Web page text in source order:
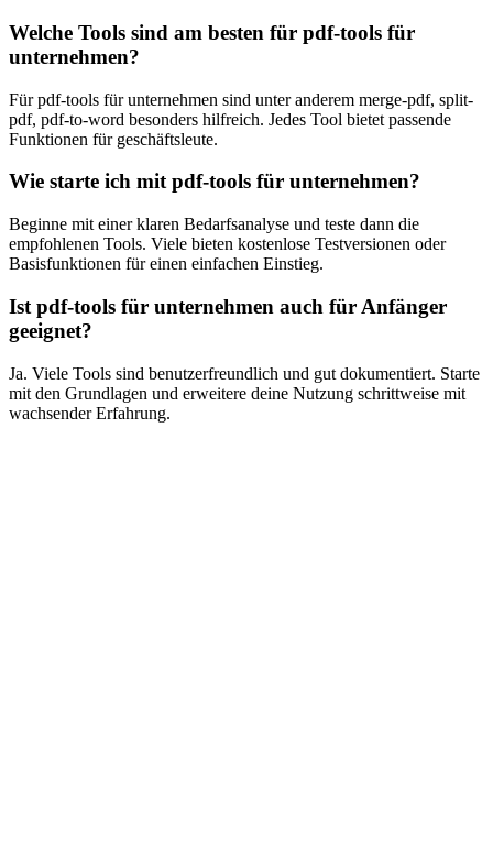
Welche Tools sind am besten für pdf-tools für
unternehmen?
Für pdf-tools für unternehmen sind unter anderem merge-pdf, split-
pdf, pdf-to-word besonders hilfreich. Jedes Tool bietet passende
Funktionen für geschäftsleute.
Wie starte ich mit pdf-tools für unternehmen?
Beginne mit einer klaren Bedarfsanalyse und teste dann die
empfohlenen Tools. Viele bieten kostenlose Testversionen oder
Basisfunktionen für einen einfachen Einstieg.
Ist pdf-tools für unternehmen auch für Anfänger
geeignet?
Ja. Viele Tools sind benutzerfreundlich und gut dokumentiert. Starte
mit den Grundlagen und erweitere deine Nutzung schrittweise mit
wachsender Erfahrung.